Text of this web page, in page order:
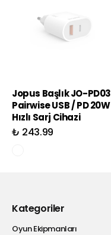
Jopus Başlık JO-PD03
Pairwise USB / PD 20W
Hızlı Sarj Cihazi
₺ 243.99
Kategoriler
Oyun Ekipmanları